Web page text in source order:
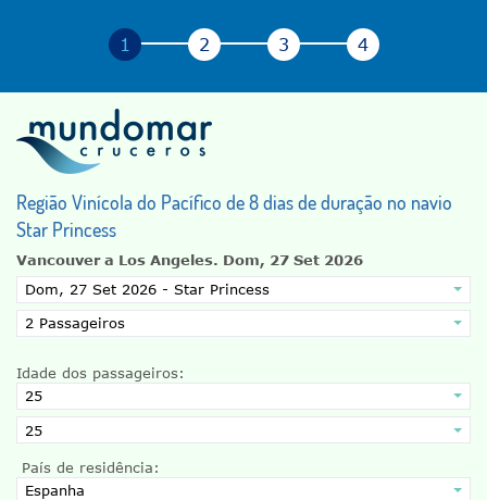
Região Vinícola do Pacífico de 8 dias de duração no navio
Star Princess
Vancouver a Los Angeles. Dom, 27 Set 2026
Idade dos passageiros:
País de residência: